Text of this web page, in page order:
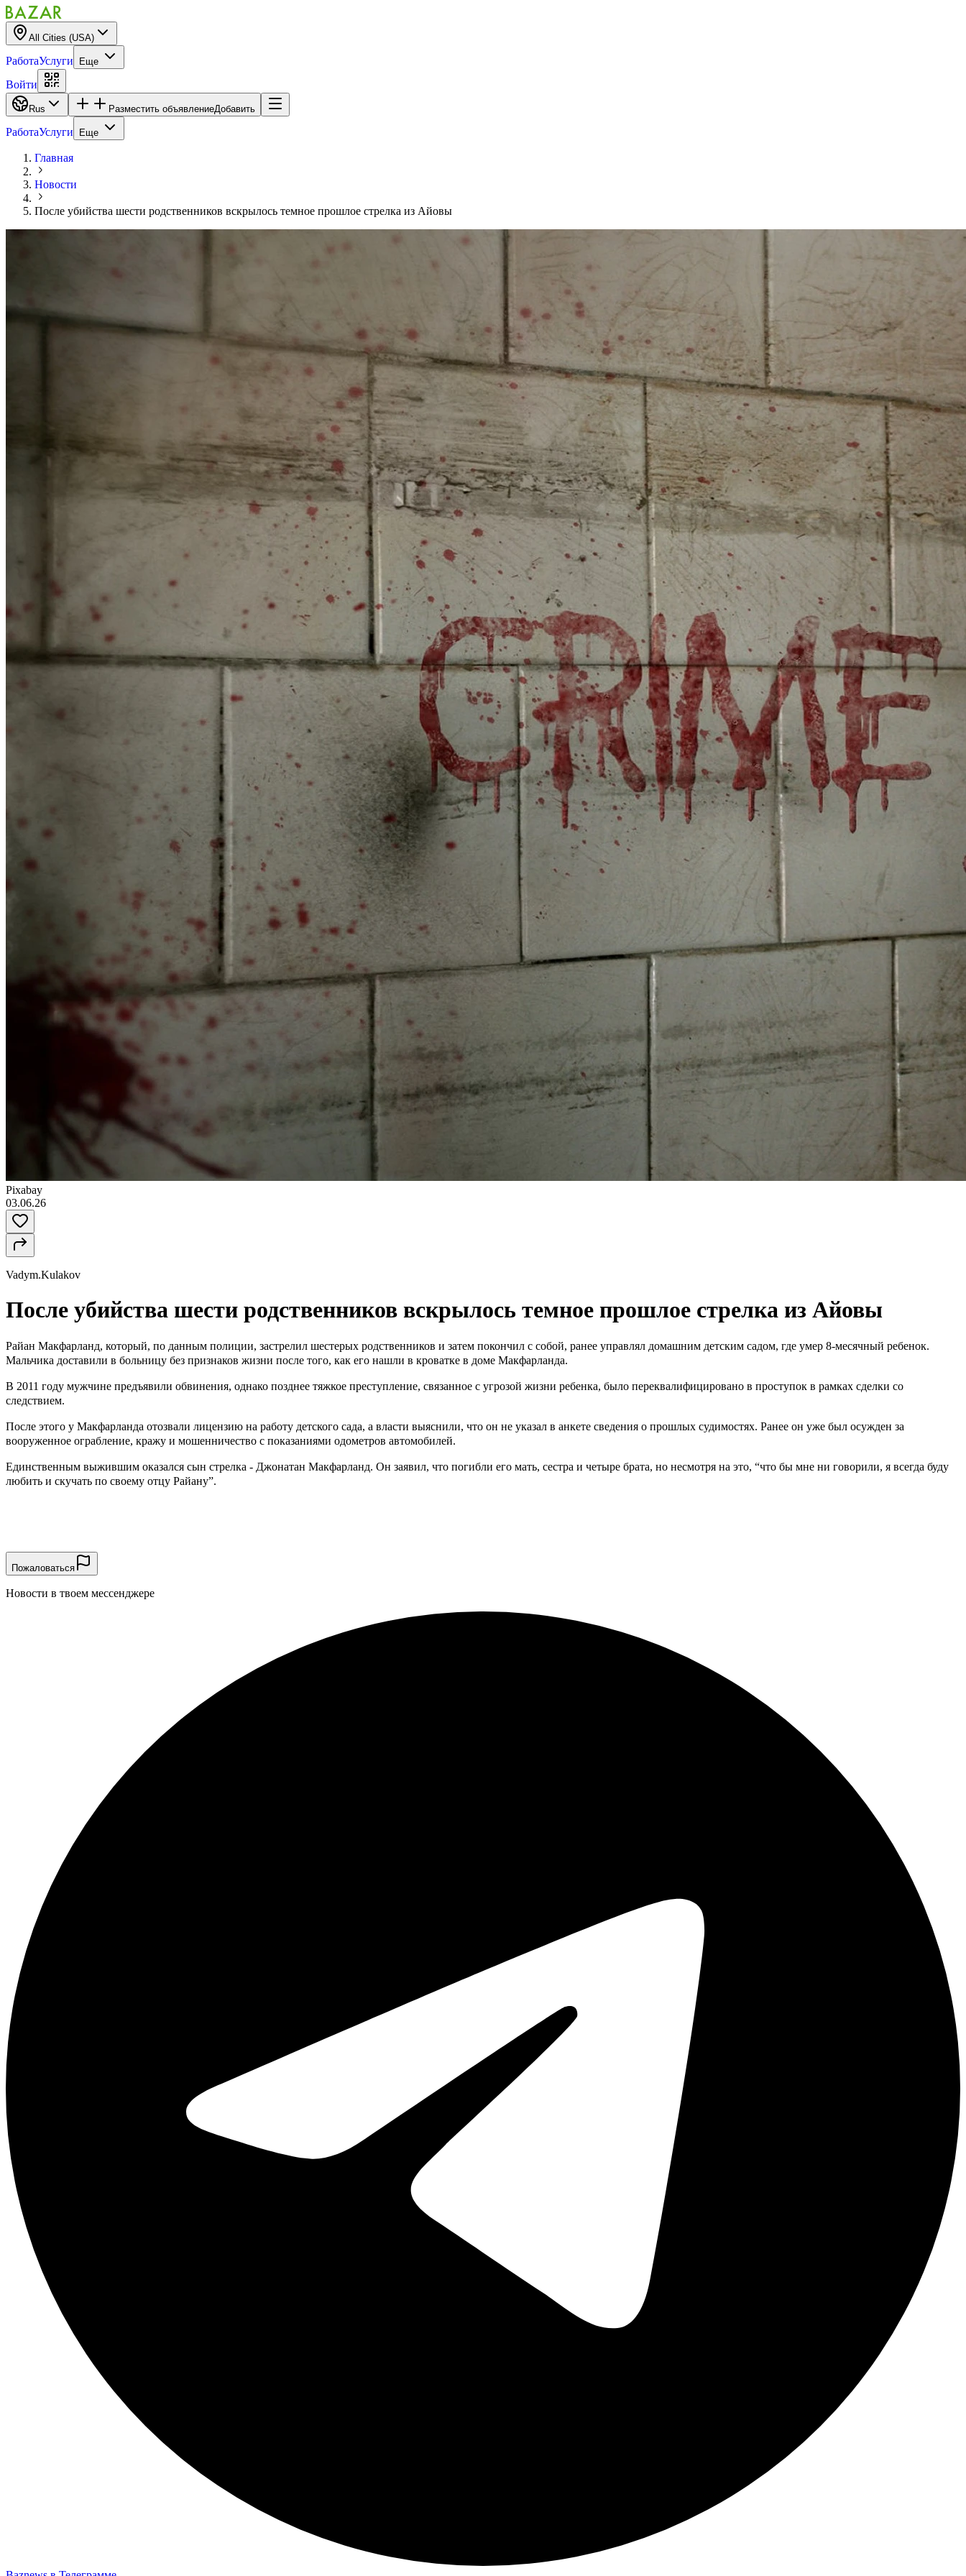
All Cities (USA)
РаботаУслуги Еще
Войти
Rus Разместить объявлениеДобавить
РаботаУслуги Еще
Главная
Новости
После убийства шести родственников вскрылось темное прошлое стрелка из Айовы
Pixabay
03.06.26
Vadym.Kulakov
После убийства шести родственников вскрылось темное прошлое стрелка из Айовы
Райан Макфарланд, который, по данным полиции, застрелил шестерых родственников и затем покончил с собой, ранее управлял домашним детским садом, где умер 8-месячный ребенок.
Мальчика доставили в больницу без признаков жизни после того, как его нашли в кроватке в доме Макфарланда.
В 2011 году мужчине предъявили обвинения, однако позднее тяжкое преступление, связанное с угрозой жизни ребенка, было переквалифицировано в проступок в рамках сделки со
следствием.
После этого у Макфарланда отозвали лицензию на работу детского сада, а власти выяснили, что он не указал в анкете сведения о прошлых судимостях. Ранее он уже был осужден за
вооруженное ограбление, кражу и мошенничество с показаниями одометров автомобилей.
Единственным выжившим оказался сын стрелка - Джонатан Макфарланд. Он заявил, что погибли его мать, сестра и четыре брата, но несмотря на это, “что бы мне ни говорили, я всегда буду
любить и скучать по своему отцу Райану”.
Пожаловаться
Новости в твоем мессенджере